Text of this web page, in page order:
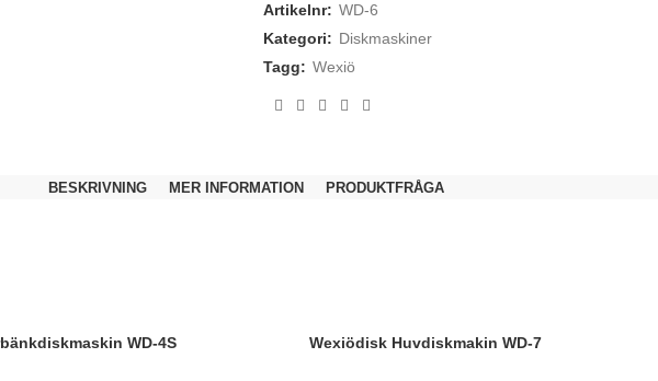
Artikelnr: WD-6
Kategori: Diskmaskiner
Tagg: Wexiö
BESKRIVNING MER INFORMATION PRODUKTFRÅGA
WD-4S Wexiödisk Huvdiskmakin WD-7